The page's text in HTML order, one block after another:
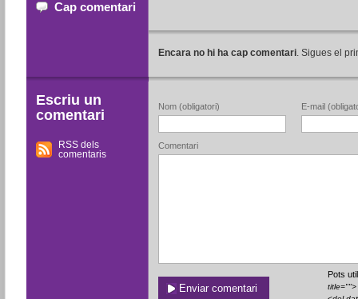
Cap comentari
Encara no hi ha cap comentari. Sigues el
Escriu un
comentari
RSS dels
comentaris
Nom (obligatori) E-mail
Comentari
Pots